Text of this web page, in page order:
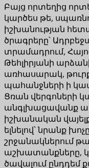
Բայց որտեղից
կարծես թե,
իշխանության
ծրագրերը՝
տրամադրում,
Թեհլիրյանի
առհասարակ,
պահանջների ի
Ցռան վերգոների
անգլխացավանք
իշխանական
ելնելով՝ նրանք
շրջանակներում
աշխատանքները,
ծավալում